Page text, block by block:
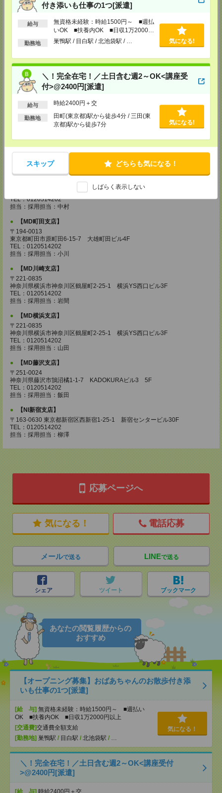
付き添いも仕事の1つ[派遣]
給与
無資格未経験：時給1500円～ ■週払
いOK ■扶養内OK ■日収1万2000円
以上
勤務地 巣鴨駅 / 目白駅 / 北池袋駅 / … 気になる!
＼！完全在宅！／土日含む週2～OK<講座受
付>@2400円[派遣]
給与 時給2400円＋交
勤務地
田町(東京都)駅から徒歩4分 / 三田(東
京都)駅から徒歩7分
気になる!
スキップ どちらも気になる！
しばらく表示しない
TEL：0120514202
担当：採用担当：椿森
【MD東京支店】
〒163-0630
TEL：0120514202
担当：採用担当：三輪
【MD新宿支店】
〒163-0630
TEL：0120514202
担当：採用担当：西川
【MD城南支店】
〒163-0630
TEL：0120514202
担当：採用担当：三浦
【MD立川支店】
東京都立川市柴崎町3-10-5 大雅ビル4F
TEL：0120514202
担当：採用担当：中村
【MD町田支店】
〒194-0013
東京都町田市原町田6-15-7 大雄町田ビル4F
TEL：0120514202
担当：採用担当：小川
【MD川崎支店】
〒221-0835
神奈川県横浜市神奈川区鶴屋町2-25-1 横浜YS西口ビル3F
TEL：0120514202
担当：採用担当：岩間
【MD横浜支店】
〒221-0835
神奈川県横浜市神奈川区鶴屋町2-25-1 横浜YS西口ビル3F
TEL：0120514202
担当：採用担当：山田
【MD藤沢支店】
〒251-0024
神奈川県藤沢市鵠沼橘1-1-7 KADOKURAビル3 5F
TEL：0120514202
担当：採用担当：飯田
【NI新宿支店】
〒163-0630 東京都新宿区西新宿1-25-1 新宿センタービル30F
TEL：0120514202
担当：採用担当：柳澤
応募ページへ
気になる！ 電話応募
メールで送る LINEで送る
シェア ツイート ブックマーク
あなたの閲覧履歴からの
おすすめ
【オープニング募集】おばあちゃんのお散歩付き添
いも仕事の1つ[派遣]
[給 与] 無資格未経験：時給1500円～ ■週払い
OK ■扶養内OK ■日収1万2000円以上
[交通費]交通費全額支給
[勤務地] 巣鴨駅 / 目白駅 / 北池袋駅 / …
気になる！
＼！完全在宅！／土日含む週2～OK<講座受付
>@2400円[派遣]
[給 与] 時給2400円＋交